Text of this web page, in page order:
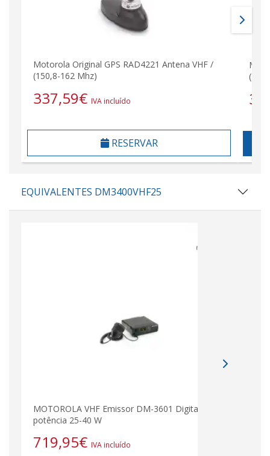
Motorola Original GPS RAD4221 Antena VHF /
(150,8-162 Mhz)
337,59€ IVA incluído
RESERVAR
EQUIVALENTES DM3400VHF25
MOTOROLA VHF Emissor DM-3601 Digital - Alta
potência 25-40 W
719,95€ IVA incluído